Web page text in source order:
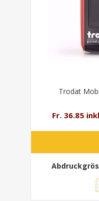
Trodat
Fr. 36.85